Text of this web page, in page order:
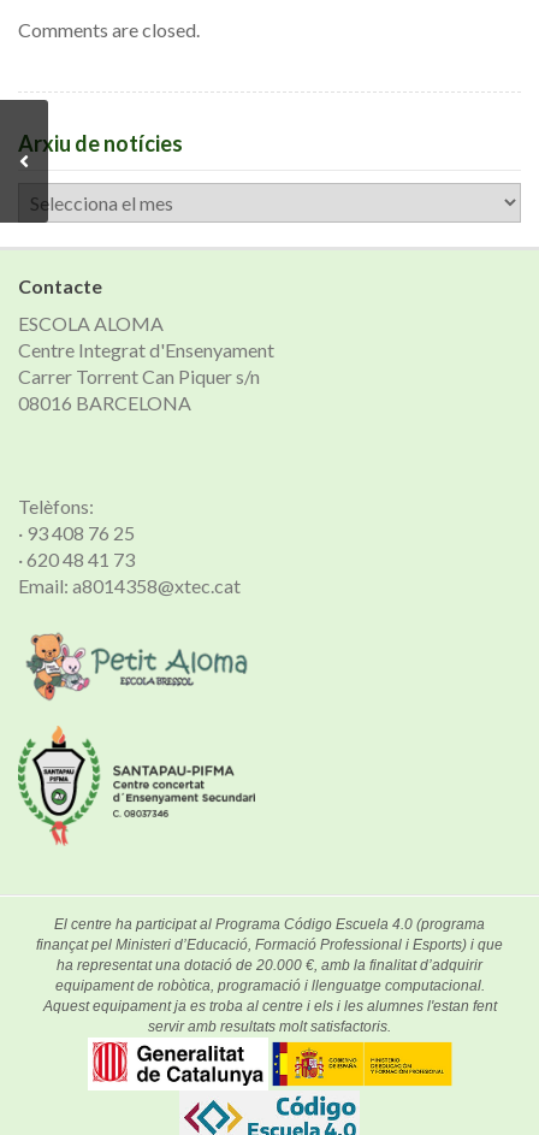
Comments are closed.
Arxiu de notícies
Arxiu
de
notícies
Contacte
ESCOLA ALOMA
Centre Integrat d'Ensenyament
Carrer Torrent Can Piquer s/n
08016 BARCELONA
Telèfons:
· 93 408 76 25
· 620 48 41 73
Email: a8014358@xtec.cat
El centre ha participat al Programa Código Escuela 4.0 (programa
finançat pel Ministeri d’Educació, Formació Professional i Esports) i que
ha representat una dotació de 20.000 €, amb la finalitat d’adquirir
equipament de robòtica, programació i llenguatge computacional.
Aquest equipament ja es troba al centre i els i les alumnes l'estan fent
servir amb resultats molt satisfactoris.